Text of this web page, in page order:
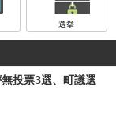
選挙
投票3選、町議選